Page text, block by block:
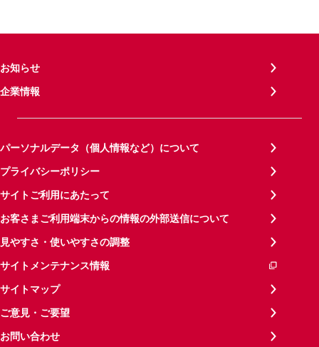
お知らせ
企業情報
パーソナルデータ（個人情報など）について
プライバシーポリシー
サイトご利用にあたって
お客さまご利用端末からの情報の外部送信について
見やすさ・使いやすさの調整
サイトメンテナンス情報
サイトマップ
ご意見・ご要望
お問い合わせ